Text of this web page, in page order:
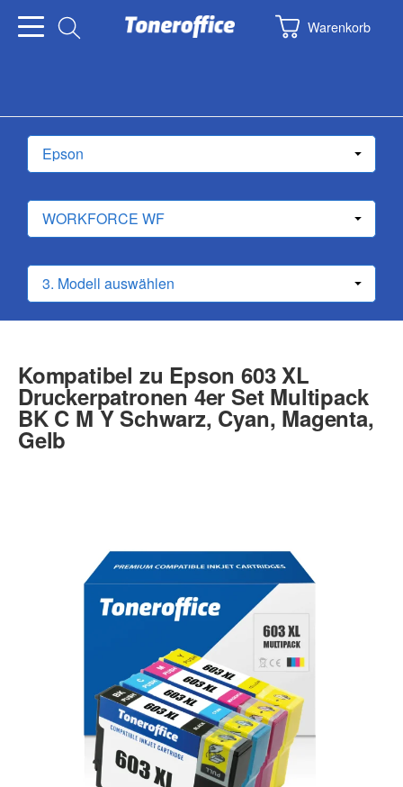
Warenkorb
Kompatibel zu Epson 603 XL
Druckerpatronen 4er Set Multipack
BK C M Y Schwarz, Cyan, Magenta,
Gelb